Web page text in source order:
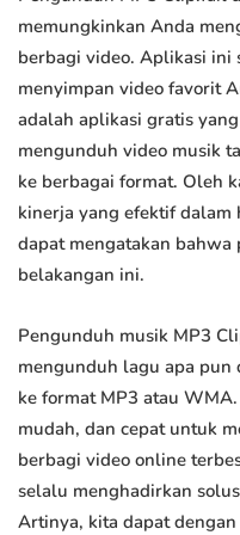
memungkinkan Anda
berbagi video. Aplikasi ini
menyimpan video favorit
adalah aplikasi gratis
mengunduh video musik
ke berbagai format. Oleh
kinerja yang efektif
dapat mengatakan
belakangan ini.
Pengunduh musik MP3
mengunduh lagu apa pun
ke format MP3 atau
mudah, dan cepat untuk
berbagi video online
selalu menghadirkan
Artinya, kita dapat